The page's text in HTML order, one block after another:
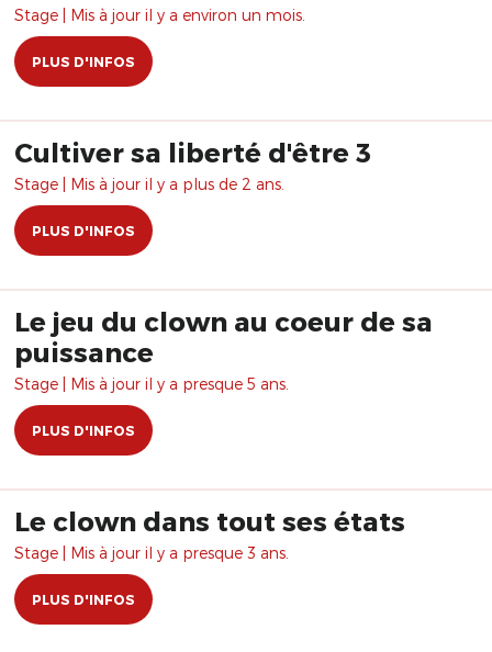
Stage | Mis à jour il y a environ un mois.
PLUS D'INFOS
Cultiver sa liberté d'être 3
Stage | Mis à jour il y a plus de 2 ans.
PLUS D'INFOS
Le jeu du clown au coeur de sa
puissance
Stage | Mis à jour il y a presque 5 ans.
PLUS D'INFOS
Le clown dans tout ses états
Stage | Mis à jour il y a presque 3 ans.
PLUS D'INFOS